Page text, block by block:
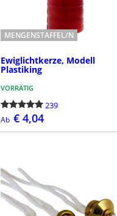
MENGENSTAFFEL/N
Ewiglichtkerze, Modell
Plastiking
VORRÄTIG
239
Ab € 4,04